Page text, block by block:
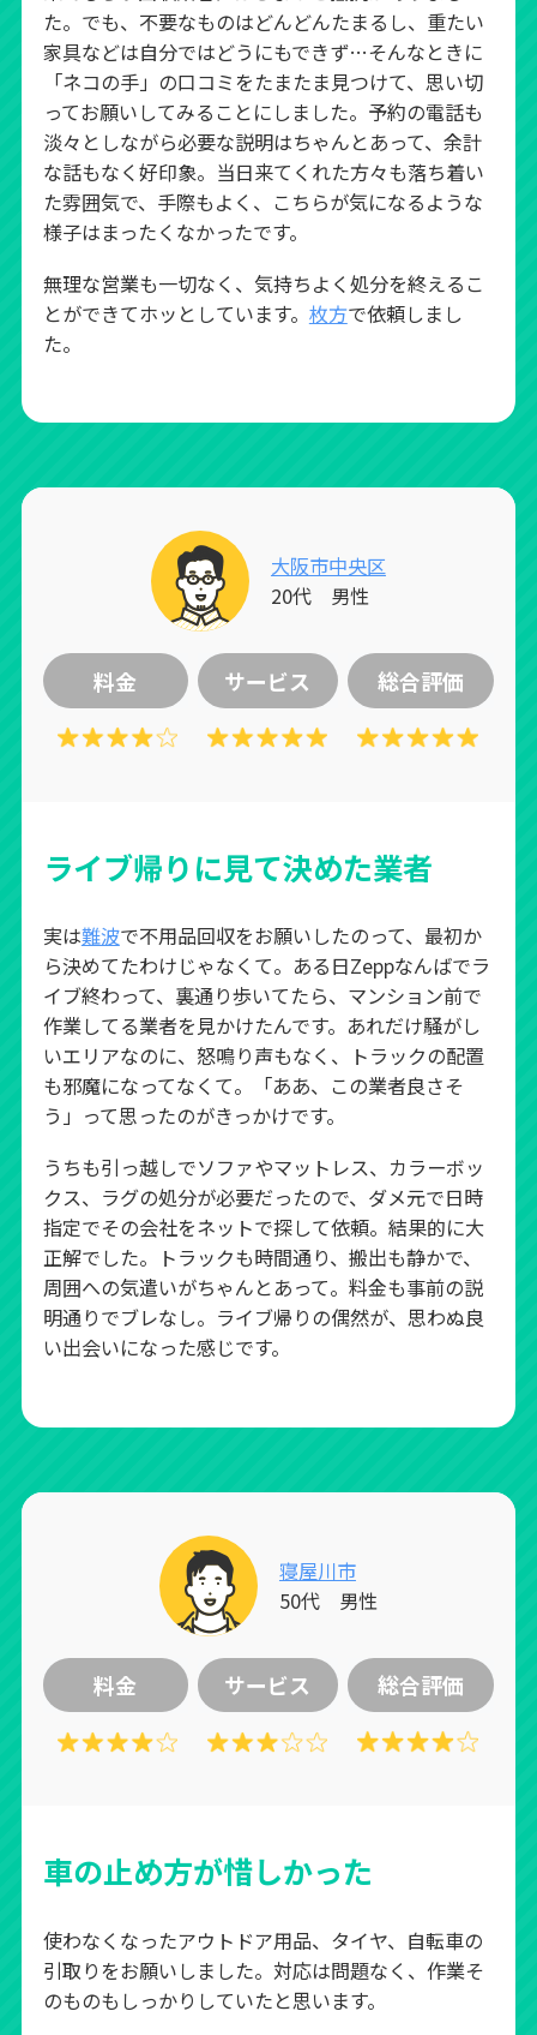
た。でも、不要なものはどんどんたまるし、重たい
家具などは自分ではどうにもできず…そんなときに
「ネコの手」の口コミをたまたま見つけて、思い切
ってお願いしてみることにしました。予約の電話も
淡々としながら必要な説明はちゃんとあって、余計
な話もなく好印象。当日来てくれた方々も落ち着い
た雰囲気で、手際もよく、こちらが気になるような
様子はまったくなかったです。
無理な営業も一切なく、気持ちよく処分を終えるこ
とができてホッとしています。 枚方で依頼しまし
た。
大阪市中央区
20代 男性
料金 サービス 総合評価
ライブ帰りに見て決めた業者
実は難波で不用品回収をお願いしたのって、最初か
ら決めてたわけじゃなくて。ある日Zeppなんばでラ
イブ終わって、裏通り歩いてたら、マンション前で
作業してる業者を見かけたんです。あれだけ騒がし
いエリアなのに、怒鳴り声もなく、トラックの配置
も邪魔になってなくて。「ああ、この業者良さそ
う」って思ったのがきっかけです。
うちも引っ越しでソファやマットレス、カラーボッ
クス、ラグの処分が必要だったので、ダメ元で日時
指定でその会社をネットで探して依頼。結果的に大
正解でした。トラックも時間通り、搬出も静かで、
周囲への気遣いがちゃんとあって。料金も事前の説
明通りでブレなし。ライブ帰りの偶然が、思わぬ良
い出会いになった感じです。
寝屋川市
50代 男性
料金 サービス 総合評価
車の止め方が惜しかった
使わなくなったアウトドア用品、タイヤ、自転車の
引取りをお願いしました。対応は問題なく、作業そ
のものもしっかりしていたと思います。